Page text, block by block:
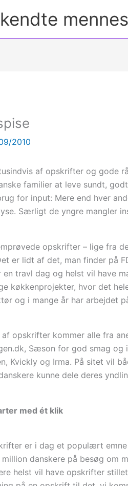
2010
af opskrifter og gode
familier at leve sundt,
for input: Mere end hver
Særligt de yngre mangler
opskrifter – lige fra
er lidt af det, man finder på
en travl dag og helst vil have
køkkenprojekter, hvor det
og i mange år har arbejdet
af opskrifter kommer alle fra
Sæson for god smag og
Kvickly og Irma. På sitet vil
kunne dele deres
med ét klik
er i dag et populært
danskere på besøg om
helst vil have opskrifter